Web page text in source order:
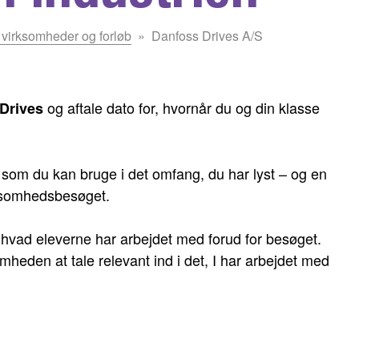
og forløb Danfoss Drives A/S
og aftale dato for, hvornår du og din klasse
du kan bruge i det omfang, du har lyst – og en
eleverne har arbejdet med forud for besøget.
at tale relevant ind i det, I har arbejdet med